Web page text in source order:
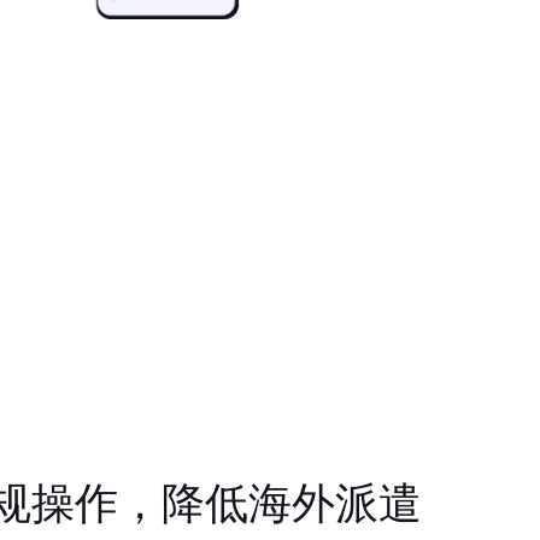
操作，降低海外派遣